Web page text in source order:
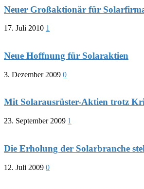
Neuer Großaktionär für
17. Juli 2010 1
Neue Hoffnung für Solaraktien
3. Dezember 2009 0
Mit Solarausrüster-Aktien trotz
23. September 2009 1
Die Erholung der Solarbranche
12. Juli 2009 0